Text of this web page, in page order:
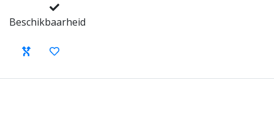
Beschikbaarheid